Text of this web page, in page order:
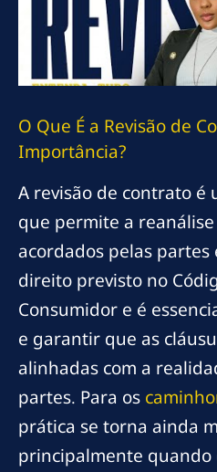
O Que É a Revisão de
Importância?
A revisão de contrato é
que permite a
acordados pelas partes
direito previsto no
Consumidor e é
e garantir que as
alinhadas com a
partes. Para os
prática se torna ainda
principalmente quando